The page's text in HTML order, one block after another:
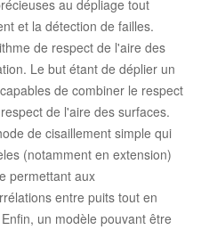
au dépliage tout
et la détection de failles.
de respect de l'aire des
Le but étant de déplier un
de combiner le respect
de l'aire des surfaces.
de cisaillement simple qui
(notamment en extension)
permettant aux
entre puits tout en
un modèle pouvant être